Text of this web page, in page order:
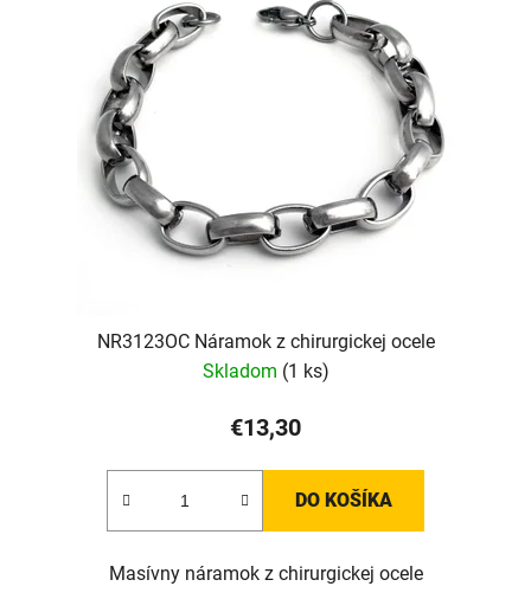
NR3123OC Náramok z chirurgickej ocele
Skladom (1 ks)
€13,30
DO KOŠÍKA
Masívny náramok z chirurgickej ocele